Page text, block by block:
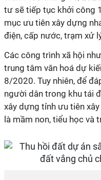
tư sẽ tiếp tục khởi công
mục ưu tiên xây dựng
điện, cấp nước, trạm xử
Các công trình xã hội
trung tâm văn hoá dự
8/2020. Tuy nhiên, để
người dân trong khu tái
xây dựng tỉnh ưu tiên
là mầm non, tiểu học và